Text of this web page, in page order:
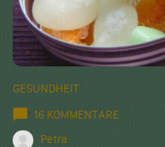
GESUNDHEIT
16 KOMMENTARE
Petra